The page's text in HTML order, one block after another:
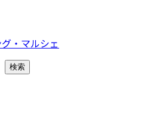
・マルシェ
検索